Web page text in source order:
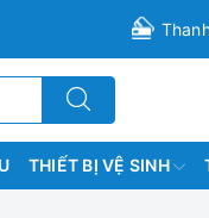
THIẾT BỊ VỆ SINH